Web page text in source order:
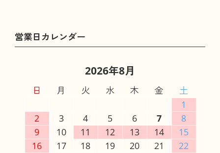
2026年8月
日 月 火 水 木 金
土
1
2
3 4 5 6 7
8
9
10 11 12 13 14
15
16
17 18 19 20 21
22